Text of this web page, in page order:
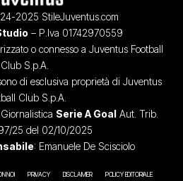
2025 StileJuventus.com
– P.Iva 01742970559
o connesso a Juventus Football
Club S.p.A.
di esclusiva proprietà di Juventus
Club S.p.A.
Serie A Goal Aut. Trib.
25 del 02/10/2025
: Emanuele De Scisciolo
NOI PRIVACY DISCLAIMER POLICY EDITORIALE